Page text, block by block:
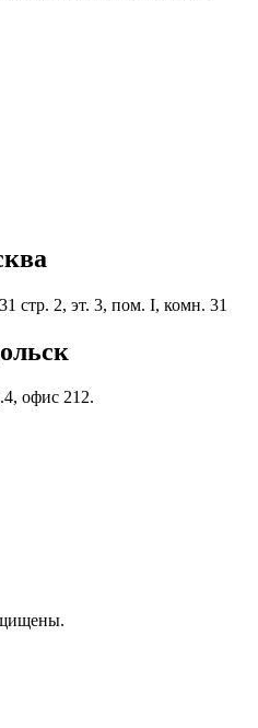
стр. 2, эт. 3, пом. I, комн. 31
офис 212.